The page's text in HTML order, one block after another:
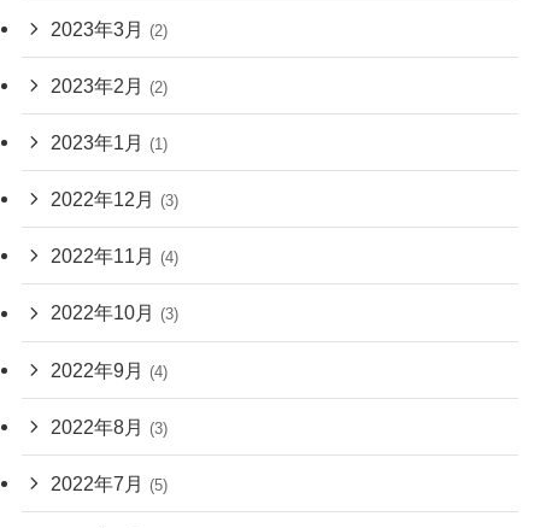
2023年3月 (2)
2023年2月 (2)
2023年1月 (1)
2022年12月 (3)
2022年11月 (4)
2022年10月 (3)
2022年9月 (4)
2022年8月 (3)
2022年7月 (5)